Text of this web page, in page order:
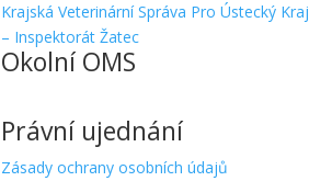
Krajská Veterinární Správa Pro Ústecký Kraj
– Inspektorát Žatec
Okolní OMS
Právní ujednání
Zásady ochrany osobních údajů